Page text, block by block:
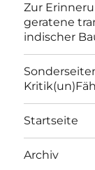
Zur
geratene
indischer
Startseite
Archiv